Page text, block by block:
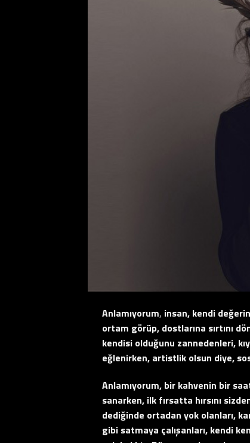
Anlamıyorum, insan, kendi
ortam görüp, dostlarına sırtını
kendisi olduğunu zannedenleri,
eğlenirken, artistlik olsun diye,
Anlamıyorum, bir kahvenin bir
sanarken, ilk fırsatta hırsını
dediğinde ortadan yok olanları,
gibi satmaya çalışanları, kendi